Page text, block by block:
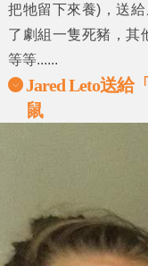
把牠留下來養)，送
了劇組一隻死豬，其
等等......
Jared Leto送給
鼠